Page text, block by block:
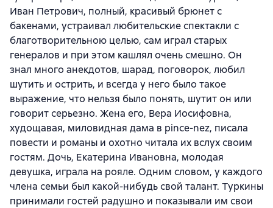
Иван Петрович, полный, красивый брюнет с
бакенами, устраивал любительские спектакли с
благотворительною целью, сам играл старых
генералов и при этом кашлял очень смешно. Он
знал много анекдотов, шарад, поговорок, любил
шутить и острить, и всегда у него было такое
выражение, что нельзя было понять, шутит он или
говорит серьезно. Жена его, Вера Иосифовна,
худощавая, миловидная дама в pince-nez, писала
повести и романы и охотно читала их вслух своим
гостям. Дочь, Екатерина Ивановна, молодая
девушка, играла на рояле. Одним словом, у каждого
члена семьи был какой-нибудь свой талант. Туркины
принимали гостей радушно и показывали им свои